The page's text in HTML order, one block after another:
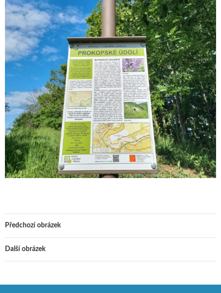
Předchozí obrázek
Další obrázek